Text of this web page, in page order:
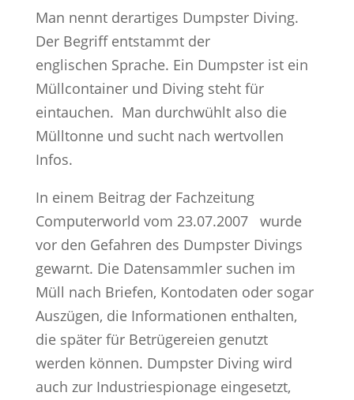
Man nennt derartiges Dumpster Diving.
Der Begriff entstammt der
englischen Sprache. Ein Dumpster ist ein
Müllcontainer und Diving steht für
eintauchen. Man durchwühlt also die
Mülltonne und sucht nach wertvollen
Infos.
In einem Beitrag der Fachzeitung
Computerworld vom 23.07.2007 wurde
vor den Gefahren des Dumpster Divings
gewarnt. Die Datensammler suchen im
Müll nach Briefen, Kontodaten oder sogar
Auszügen, die Informationen enthalten,
die später für Betrügereien genutzt
werden können. Dumpster Diving wird
auch zur Industriespionage eingesetzt,